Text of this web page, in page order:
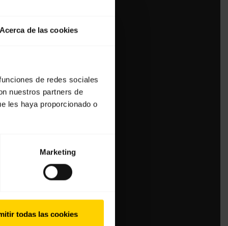
de las cookies
de redes sociales
nuestros partners de
les haya proporcionado o
Marketing
todas las cookies